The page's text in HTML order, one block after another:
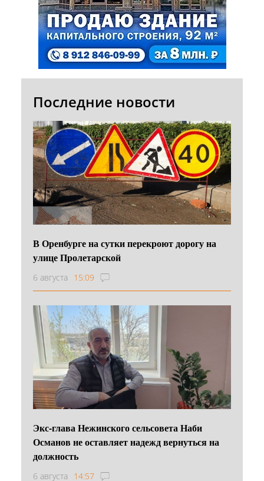
Последние новости
В Оренбурге на сутки перекроют дорогу на
улице Пролетарской
6 августа 15:09
Экс-глава Нежинского сельсовета Наби
Османов не оставляет надежд вернуться на
должность
6 августа 14:57